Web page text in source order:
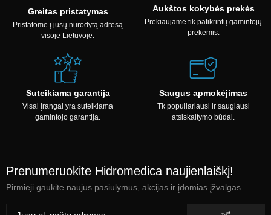
Greitas pristatymas
Pristatome į jūsų nurodytą adresą
visoje Lietuvoje.
Aukštos kokybės prekės
Prekiaujame tik patikrintų gamintojų
prekėmis.
Suteikiama garantija
Visai įrangai yra suteikiama
gamintojo garantija.
Saugus apmokėjimas
Tk populiariausi ir saugiausi
atsiskaitymo būdai.
Prenumeruokite Hidromedica naujienlaiškį!
Pirmieji gaukite naujus pasiūlymus, akcijas ir įdomias įžvalgas.